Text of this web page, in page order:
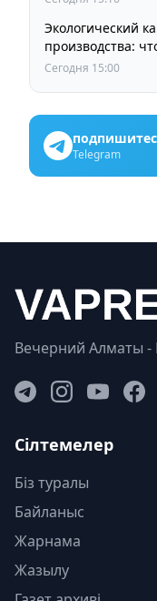
Экологический
производства:
Сегодня 15:00
Telegram
Вечерний Алматы -
Сілтемелер
Біз туралы
Байланыс
Жарнама
Жазылу